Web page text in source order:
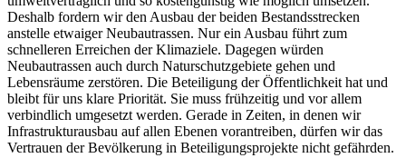
Deshalb fordern wir den Ausbau der beiden Bestandsstrecken
anstelle etwaiger Neubautrassen. Nur ein Ausbau führt zum
schnelleren Erreichen der Klimaziele. Dagegen würden
Neubautrassen auch durch Naturschutzgebiete gehen und
Lebensräume zerstören. Die Beteiligung der Öffentlichkeit hat und
bleibt für uns klare Priorität. Sie muss frühzeitig und vor allem
verbindlich umgesetzt werden. Gerade in Zeiten, in denen wir
Infrastrukturausbau auf allen Ebenen vorantreiben, dürfen wir das
Vertrauen der Bevölkerung in Beteiligungsprojekte nicht gefährden.